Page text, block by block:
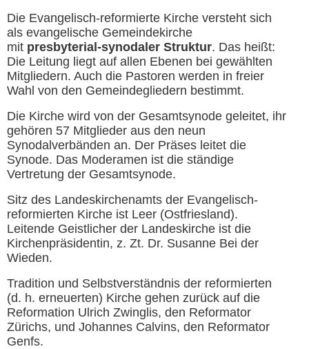
Die Evangelisch-reformierte Kirche versteht sich
als evangelische Gemeindekirche
mit presbyterial-synodaler Struktur. Das heißt:
Die Leitung liegt auf allen Ebenen bei gewählten
Mitgliedern. Auch die Pastoren werden in freier
Wahl von den Gemeindegliedern bestimmt.
Die Kirche wird von der Gesamtsynode geleitet, ihr
gehören 57 Mitglieder aus den neun
Synodalverbänden an. Der Präses leitet die
Synode. Das Moderamen ist die ständige
Vertretung der Gesamtsynode.
Sitz des Landeskirchenamts der Evangelisch-
reformierten Kirche ist Leer (Ostfriesland).
Leitende Geistlicher der Landeskirche ist die
Kirchenpräsidentin, z. Zt. Dr. Susanne Bei der
Wieden.
Tradition und Selbstverständnis der reformierten
(d. h. erneuerten) Kirche gehen zurück auf die
Reformation Ulrich Zwinglis, den Reformator
Zürichs, und Johannes Calvins, den Reformator
Genfs.